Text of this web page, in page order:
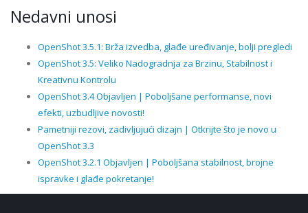
Nedavni unosi
OpenShot 3.5.1: Brža izvedba, glađe uređivanje, bolji pregledi
OpenShot 3.5: Veliko Nadogradnja za Brzinu, Stabilnost i
Kreativnu Kontrolu
OpenShot 3.4 Objavljen | Poboljšane performanse, novi
efekti, uzbudljive novosti!
Pametniji rezovi, zadivljujući dizajn | Otkrijte što je novo u
OpenShot 3.3
OpenShot 3.2.1 Objavljen | Poboljšana stabilnost, brojne
ispravke i glađe pokretanje!